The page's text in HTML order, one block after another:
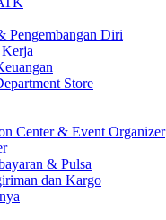
Pengembangan Diri
Kerja
Store
Center & Event Organizer
& Pulsa
dan Kargo